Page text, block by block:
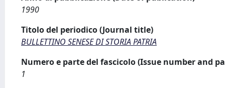
1990
Titolo del periodico (Journal title)
BULLETTINO SENESE DI STORIA PATRIA
Numero e parte del fascicolo (Issue number and
1